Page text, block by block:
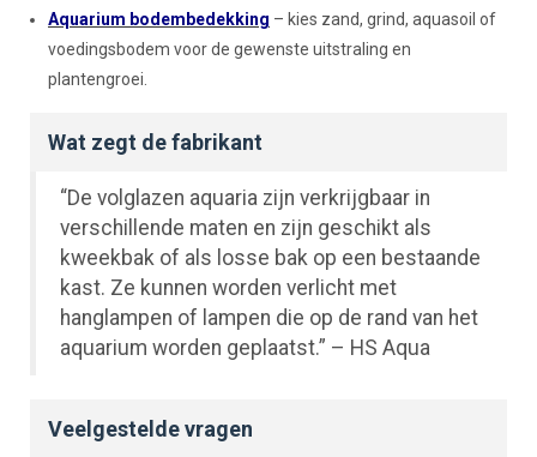
Aquarium bodembedekking – kies zand, grind, aquasoil of
voedingsbodem voor de gewenste uitstraling en
plantengroei.
Wat zegt de fabrikant
“De volglazen aquaria zijn verkrijgbaar in
verschillende maten en zijn geschikt als
kweekbak of als losse bak op een bestaande
kast. Ze kunnen worden verlicht met
hanglampen of lampen die op de rand van het
aquarium worden geplaatst.” – HS Aqua
Veelgestelde vragen